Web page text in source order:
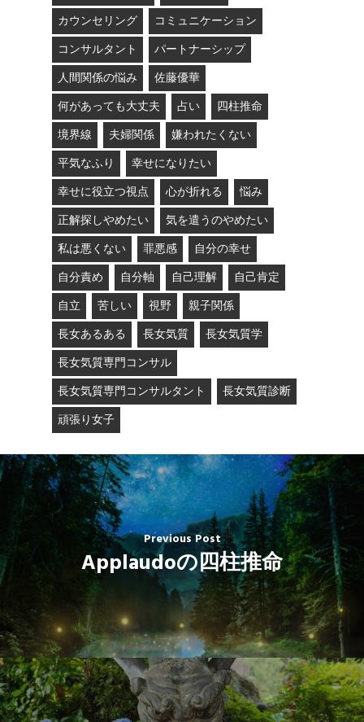
カウンセリング コミュニケーション
コンサルタント パートナーシップ
人間関係の悩み 佐藤優華
何があっても大丈夫 占い 四柱推命
境界線 夫婦関係 嫌われたくない
平気なふり 幸せになりたい
幸せに役立つ視点 心が折れる 悩み
正解探しやめたい 気を遣うのやめたい
私は悪くない 罪悪感 自分の幸せ
自分責め 自分軸 自己理解 自己肯定
自立 苦しい 視野 親子関係
長女あるある 長女気質 長女気質学
長女気質専門コンサル
長女気質専門コンサルタント 長女気質診断
頑張り女子
Previous Post
Applaudoの四柱推命